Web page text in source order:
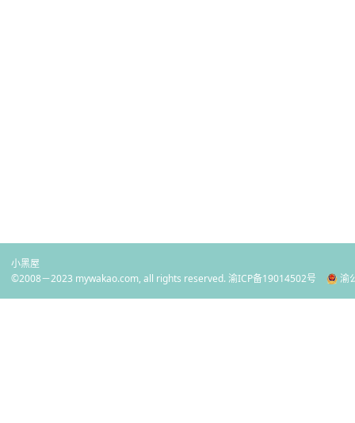
小黑屋
©2008－2023 mywakao.com, all rights reserved.渝ICP备19014502号 渝